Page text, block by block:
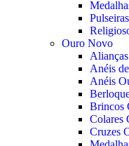
Ouro Novo
Alianças
Anéis
Anéis
Brincos
Colares
Cruzes